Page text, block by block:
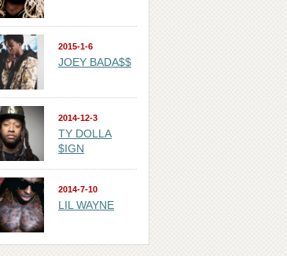
2015-1-6
JOEY BADA$$
2014-12-3
TY DOLLA
$IGN
2014-7-10
LIL WAYNE